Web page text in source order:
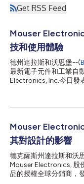
Get RSS Feed
Mouser
技和使用體驗
德州達拉斯和沃思堡--(
最新電子元件和工業自
Electronics, Inc.今日發
慧如何日益深度融入各
隨著AI能力在消費和互
系統，讓這些技術在實
Mouser Electronics總
術化身為人們日常依賴
扮演著重要角色。隨著
技術時，既要能夠支援
可信度，這一點非常重
Mouser
其對設計的影響
德克薩斯州達拉斯和沃
Mouser Electronics, 股
品的授權全球分銷商，